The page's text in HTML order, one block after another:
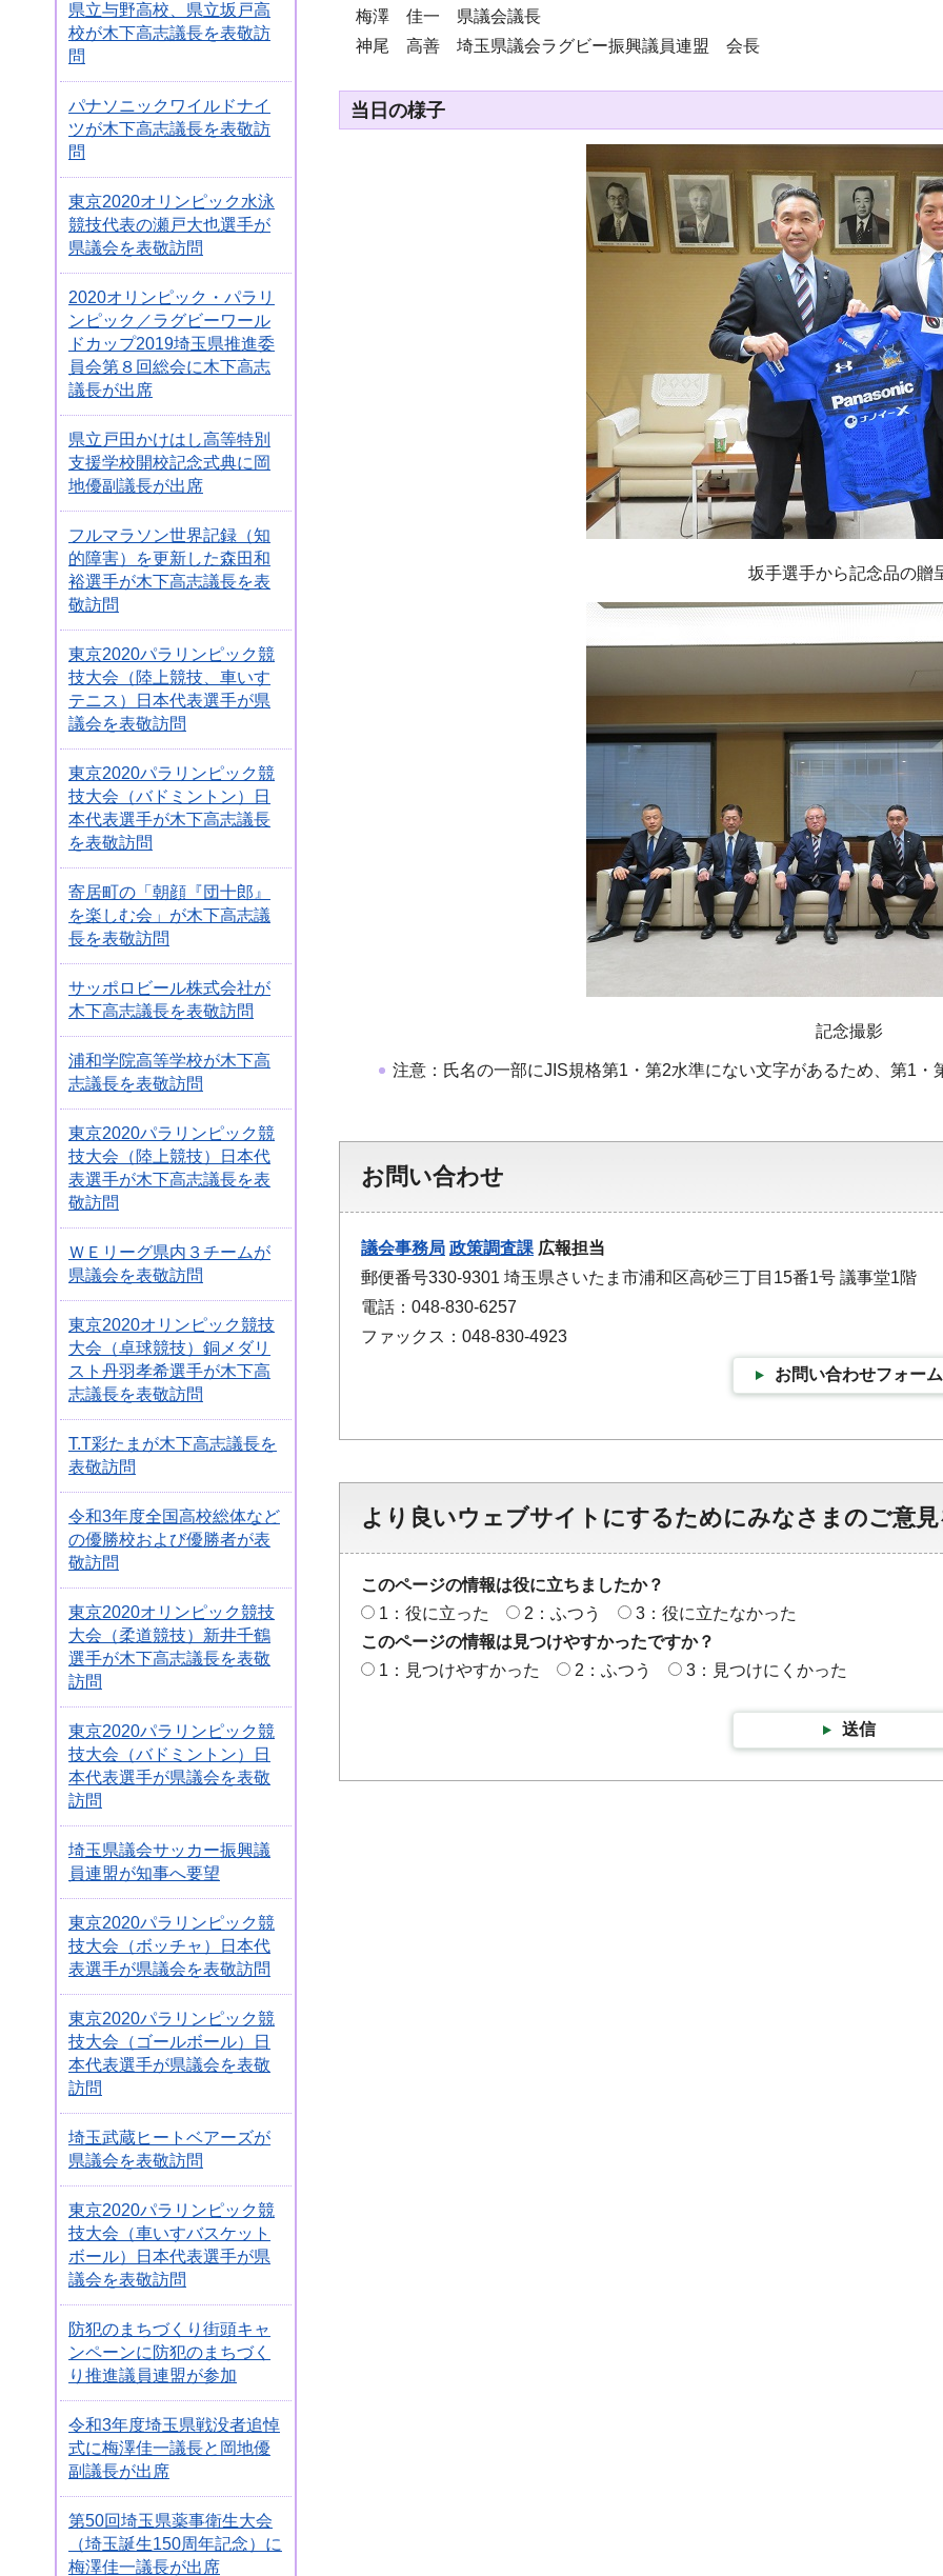
県立与野高校、県立坂戸高
校が木下高志議長を表敬訪
問
パナソニックワイルドナイ
ツが木下高志議長を表敬訪
問
東京2020オリンピック水泳
競技代表の瀬戸大也選手が
県議会を表敬訪問
2020オリンピック・パラリ
ンピック／ラグビーワール
ドカップ2019埼玉県推進委
員会第８回総会に木下高志
議長が出席
県立戸田かけはし高等特別
支援学校開校記念式典に岡
地優副議長が出席
フルマラソン世界記録（知
的障害）を更新した森田和
裕選手が木下高志議長を表
敬訪問
東京2020パラリンピック競
技大会（陸上競技、車いす
テニス）日本代表選手が県
議会を表敬訪問
東京2020パラリンピック競
技大会（バドミントン）日
本代表選手が木下高志議長
を表敬訪問
寄居町の「朝顔『団十郎』
を楽しむ会」が木下高志議
長を表敬訪問
サッポロビール株式会社が
木下高志議長を表敬訪問
浦和学院高等学校が木下高
志議長を表敬訪問
東京2020パラリンピック競
技大会（陸上競技）日本代
表選手が木下高志議長を表
敬訪問
ＷＥリーグ県内３チームが
県議会を表敬訪問
東京2020オリンピック競技
大会（卓球競技）銅メダリ
スト丹羽孝希選手が木下高
志議長を表敬訪問
T.T彩たまが木下高志議長を
表敬訪問
令和3年度全国高校総体など
の優勝校および優勝者が表
敬訪問
東京2020オリンピック競技
大会（柔道競技）新井千鶴
選手が木下高志議長を表敬
訪問
東京2020パラリンピック競
技大会（バドミントン）日
本代表選手が県議会を表敬
訪問
埼玉県議会サッカー振興議
員連盟が知事へ要望
東京2020パラリンピック競
技大会（ボッチャ）日本代
表選手が県議会を表敬訪問
東京2020パラリンピック競
技大会（ゴールボール）日
本代表選手が県議会を表敬
訪問
埼玉武蔵ヒートベアーズが
県議会を表敬訪問
東京2020パラリンピック競
技大会（車いすバスケット
ボール）日本代表選手が県
議会を表敬訪問
防犯のまちづくり街頭キャ
ンペーンに防犯のまちづく
り推進議員連盟が参加
令和3年度埼玉県戦没者追悼
式に梅澤佳一議長と岡地優
副議長が出席
第50回埼玉県薬事衛生大会
（埼玉誕生150周年記念）に
梅澤佳一議長が出席
梅澤 佳一 県議会議長
神尾 高善 埼玉県議会ラグビー振興議員連盟 会長
当日の様子
坂手選手から記念品の贈
記念撮影
注意：氏名の一部にJIS規格第1・第2水準にない文字があるため、第1
お問い合わせ
議会事務局 政策調査課広報担当
郵便番号330-9301 埼玉県さいたま市浦和区高砂三丁目15番1号 議事堂1階
電話：048-830-6257
ファックス：048-830-4923
お問い合わせフォーム
より良いウェブサイトにするためにみなさまのご意
このページの情報は役に立ちましたか？
1：役に立った
2：ふつう
3：役に立たなかった
このページの情報は見つけやすかったですか？
1：見つけやすかった
2：ふつう 3：見つけにくかった
送信